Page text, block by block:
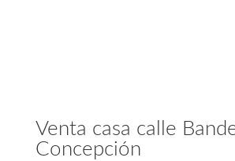
Venta casa calle
Concepción